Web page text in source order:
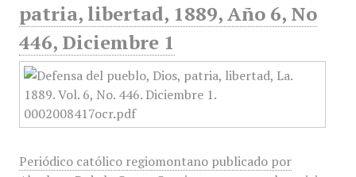
patria, libertad, 1889, Año 6, No
446, Diciembre 1
Periódico católico regiomontano publicado por